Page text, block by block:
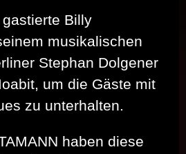
Billy
musikalischen
Stephan Dolgener
um die Gäste mit
zu unterhalten.
haben diese